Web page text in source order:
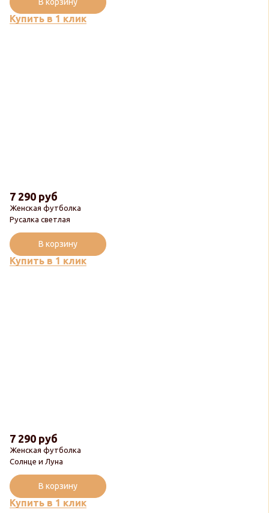
Купить в 1 клик
Женская футболка
Русалка светлая
7 290 руб
Купить в 1 клик
В корзину
Женская футболка
Солнце и Луна
7 290 руб
Купить в 1 клик
В корзину